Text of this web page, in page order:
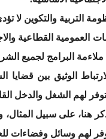
التربية والتكوين لا
العمومية القطاعية
ملاءمة البرامج لجميع
الوثيق بين
لهم الشغل والدخل
هنا، على سبيل المثال،
لهم وسائل وفضاءات